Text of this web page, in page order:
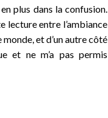
plus dans la confusion.
lecture entre l’ambiance
et d’un autre côté
et ne m’a pas permis